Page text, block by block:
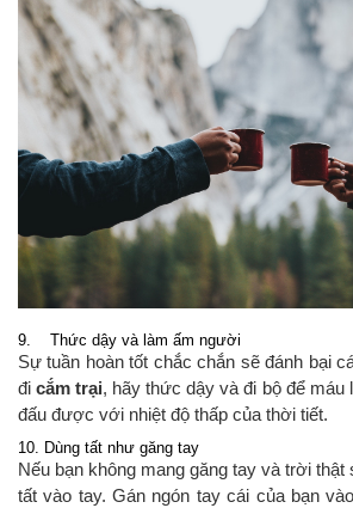
9. Thức dậy và làm ấm người
Sự tuần hoàn tốt chắc chắn sẽ đánh bại
đicắm trại, hãy thức dậy và đi bộ để máu
đấu được với nhiệt độ thấp của thời tiết.
10. Dùng tất như găng tay
Nếu bạn không mang găng tay và trời thật
tất vào tay. Gán ngón tay cái của bạn